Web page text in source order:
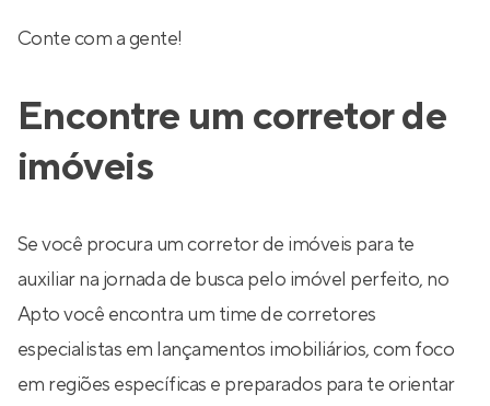
Conte com a gente!
Encontre um corretor de
imóveis
Se você procura um corretor de imóveis para te
auxiliar na jornada de busca pelo imóvel perfeito, no
Apto você encontra um time de corretores
especialistas em lançamentos imobiliários, com foco
em regiões específicas e preparados para te orientar